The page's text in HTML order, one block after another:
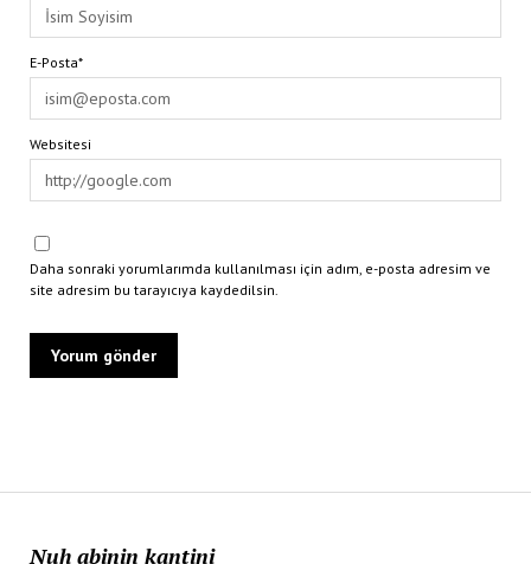
E-Posta*
Websitesi
Daha sonraki yorumlarımda kullanılması için adım, e-posta adresim ve
site adresim bu tarayıcıya kaydedilsin.
Nuh abinin kantini